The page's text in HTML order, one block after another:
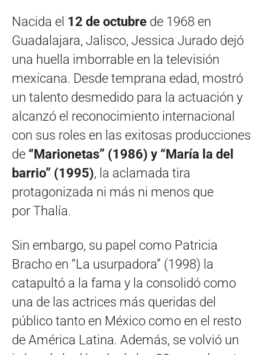
Nacida el 12 de octubre de 1968 en
Guadalajara, Jalisco, Jessica Jurado dejó
una huella imborrable en la televisión
mexicana. Desde temprana edad, mostró
un talento desmedido para la actuación y
alcanzó el reconocimiento internacional
con sus roles en las exitosas producciones
de “Marionetas” (1986) y “María la del
barrio” (1995), la aclamada tira
protagonizada ni más ni menos que
por Thalía.
Sin embargo, su papel como Patricia
Bracho en “La usurpadora” (1998) la
catapultó a la fama y la consolidó como
una de las actrices más queridas del
público tanto en México como en el resto
de América Latina. Además, se volvió un